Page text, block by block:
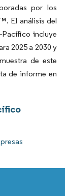
por los
El análisis del
Pacífico incluye
2025 a 2030 y
de este
de informe en